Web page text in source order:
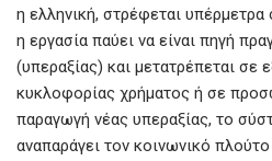
η ελληνική, στρέφεται
η εργασία παύει να είναι πηγή
(υπεραξίας) και μετατρέπεται σε
κυκλοφορίας χρήματος ή σε
παραγωγή νέας υπεραξίας, το
αναπαράγει τον κοινωνικό